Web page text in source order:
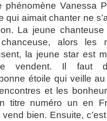
phénomène Vanessa
qui aimait chanter ne
La jeune
alors les
la jeune star est
vendent. Il faut
étoile qui veille
et les
titre numéro un en
vend bien. Ensuite,